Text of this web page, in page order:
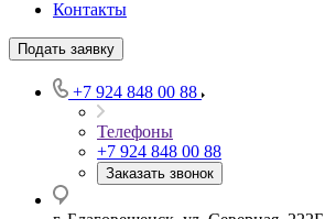
Контакты
Подать заявку
+7 924 848 00 88
Телефоны
+7 924 848 00 88
Заказать звонок